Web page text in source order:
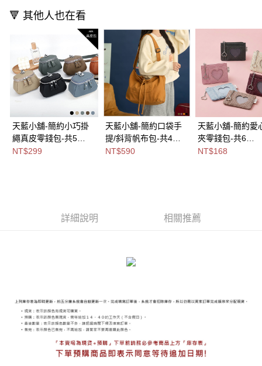
1.分期款項不併入電信帳單，「大哥付你分期」於每月結算日後寄送繳費提
醒簡訊。
2.透過簡訊連結打開帳單後，可選擇「超商條碼／台灣大直營門市／銀行轉
帳／街口支付／iPASS MONEY」等通路繳費。
【注意事項】
1.本服務係由「台灣大哥大股份有限公司」（以下簡稱本公司）所提供，讓
用戶於交易時，得透過本服務購買商品或服務，並由商店將買賣／分期付款
買賣價金債權讓與本公司後，依約使用本公司帳單繳交帳款。
2.基於同意付款使用「大哥付你分期」之契約關係目的，商店將以您的個人
資料（包含姓名、電話或地址）提供予台灣大哥大進項蒐集、處理及利用，
由本公司與您本人進行分期帳單所需資料之確認、核對及更正。
3.完整用戶服務條款，請詳閱以下連結： https://oppay.tw/userRule
每筆NT$80，滿NT$699(含以上)免運費
每筆NT$8,888，滿NT$8,888(含以上)免運費
付款後萊爾富取貨
每筆NT$8,888，滿NT$8,888(含以上)免運費
每筆NT$80，滿NT$1,000(含以上)免運費
付款後7-11取貨
付款後門市自取
🔻 其他人也在看
天藍小舖-簡約小巧掛
繩真皮零錢包-共5
色-$299【A09091684
NT$299
天藍小舖-簡約口袋手
提/斜背帆布包-共4
色-$590【A17175132
NT$590
天藍小舖-簡約愛
夾零錢包-共6
色-$168【
NT$168
詳細說明 相關推薦